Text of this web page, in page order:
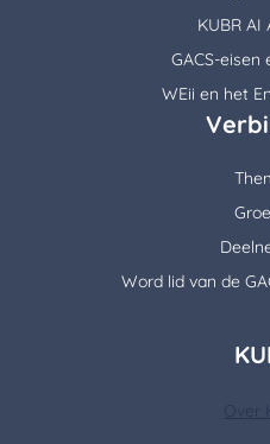
KUBR AI
GACS-eisen
WEii en het
Word lid van de